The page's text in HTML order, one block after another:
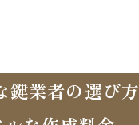
鍵業者の選び方